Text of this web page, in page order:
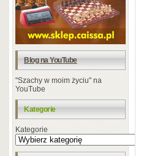
Blog na YouTube
"Szachy w moim życiu" na
YouTube
Kategorie
Kategorie